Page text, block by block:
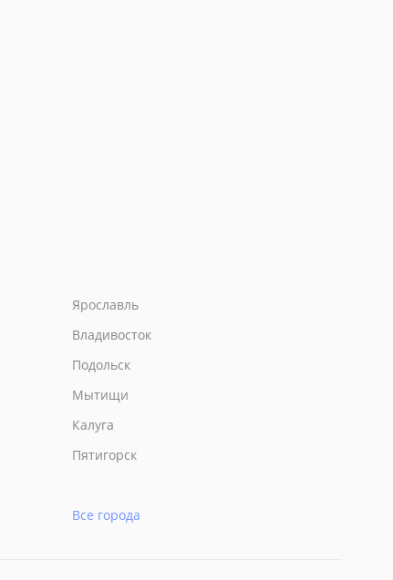
Ярославль
Владивосток
Подольск
Мытищи
Калуга
Пятигорск
Все города